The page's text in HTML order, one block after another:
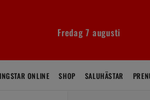
Fredag 7 augusti
ONLINE SHOP SALUHÄSTAR